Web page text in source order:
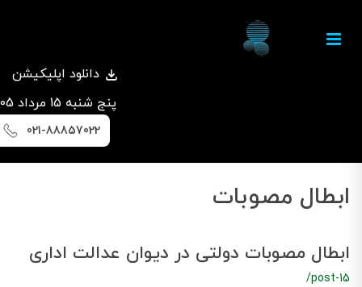
دانلود اپلیکیشن
پنج شنبه 15 مرداد 1405
021-88857022
ابطال مصوبات
ابطال مصوبات دولتی در دیوان عدالت اداری
/post-15